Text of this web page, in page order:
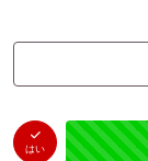
はい
はい
（0件）
未投票